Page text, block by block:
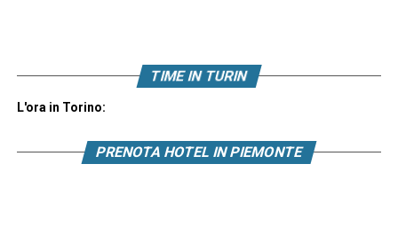
TIME IN TURIN
L'ora in Torino:
PRENOTA HOTEL IN PIEMONTE